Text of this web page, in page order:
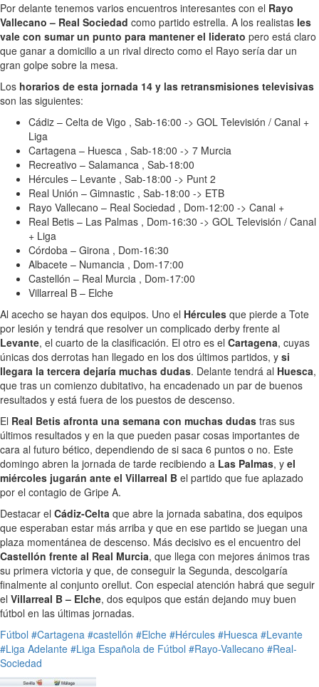
Por delante tenemos varios encuentros interesantes con el Rayo
Vallecano – Real Sociedad como partido estrella. A los realistas les
vale con sumar un punto para mantener el liderato pero está claro
que ganar a domicilio a un rival directo como el Rayo sería dar un
gran golpe sobre la mesa.
Los horarios de esta jornada 14 y las retransmisiones televisivas
son las siguientes:
Cádiz – Celta de Vigo , Sab-16:00 -> GOL Televisión / Canal +
Liga
Cartagena – Huesca , Sab-18:00 -> 7 Murcia
Recreativo – Salamanca , Sab-18:00
Hércules – Levante , Sab-18:00 -> Punt 2
Real Unión – Gimnastic , Sab-18:00 -> ETB
Rayo Vallecano – Real Sociedad , Dom-12:00 -> Canal +
Real Betis – Las Palmas , Dom-16:30 -> GOL Televisión / Canal
+ Liga
Córdoba – Girona , Dom-16:30
Albacete – Numancia , Dom-17:00
Castellón – Real Murcia , Dom-17:00
Villarreal B – Elche
Al acecho se hayan dos equipos. Uno el Hércules que pierde a Tote
por lesión y tendrá que resolver un complicado derby frente al
Levante, el cuarto de la clasificación. El otro es el Cartagena, cuyas
únicas dos derrotas han llegado en los dos últimos partidos, y si
llegara la tercera dejaría muchas dudas. Delante tendrá al Huesca,
que tras un comienzo dubitativo, ha encadenado un par de buenos
resultados y está fuera de los puestos de descenso.
El Real Betis afronta una semana con muchas dudas tras sus
últimos resultados y en la que pueden pasar cosas importantes de
cara al futuro bético, dependiendo de si saca 6 puntos o no. Este
domingo abren la jornada de tarde recibiendo a Las Palmas, y el
miércoles jugarán ante el Villarreal B el partido que fue aplazado
por el contagio de Gripe A.
Destacar el Cádiz-Celta que abre la jornada sabatina, dos equipos
que esperaban estar más arriba y que en ese partido se juegan una
plaza momentánea de descenso. Más decisivo es el encuentro del
Castellón frente al Real Murcia, que llega con mejores ánimos tras
su primera victoria y que, de conseguir la Segunda, descolgaría
finalmente al conjunto orellut. Con especial atención habrá que seguir
el Villarreal B – Elche, dos equipos que están dejando muy buen
fútbol en las últimas jornadas.
Fútbol #Cartagena #castellón #Elche #Hércules #Huesca #Levante
#Liga Adelante #Liga Española de Fútbol #Rayo-Vallecano #Real-
Sociedad